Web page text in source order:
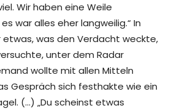
Wir haben eine Weile
war alles eher langweilig.“ In
was den Verdacht weckte,
unter dem Radar
wollte mit allen Mitteln
Gespräch sich festhakte wie ein
(…) „Du scheinst etwas